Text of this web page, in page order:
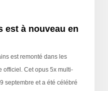
est à nouveau en
est remonté dans les
officiel. Cet opus 5x multi-
septembre et a été célébré